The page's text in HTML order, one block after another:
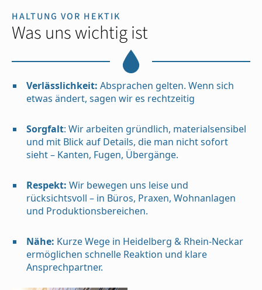
HALTUNG VOR HEKTIK
Was uns wichtig ist
Verlässlichkeit: Absprachen gelten. Wenn sich
etwas ändert, sagen wir es rechtzeitig
Sorgfalt: Wir arbeiten gründlich, materialsensibel
und mit Blick auf Details, die man nicht sofort
sieht – Kanten, Fugen, Übergänge.
Respekt: Wir bewegen uns leise und
rücksichtsvoll – in Büros, Praxen, Wohnanlagen
und Produktionsbereichen.
Nähe: Kurze Wege in Heidelberg & Rhein-Neckar
ermöglichen schnelle Reaktion und klare
Ansprechpartner.